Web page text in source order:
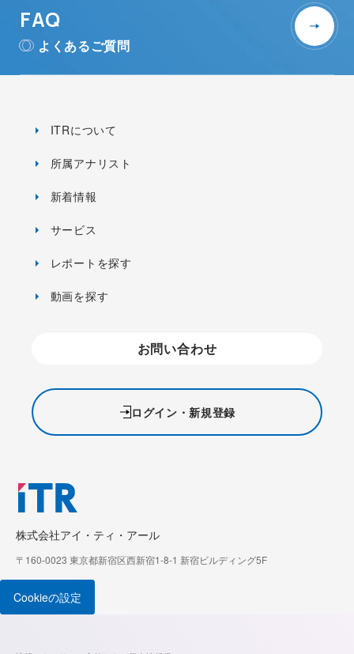
FAQ
よくあるご質問
株式会社アイ・ティ・アール
〒160-0023 東京都新宿区西新宿1-8-1 新宿ビルディング5F
ITRについて
所属アナリスト
新着情報
サービス
レポートを探す
動画を探す
お問い合わせ
ログイン・新規登録
Cookieの設定